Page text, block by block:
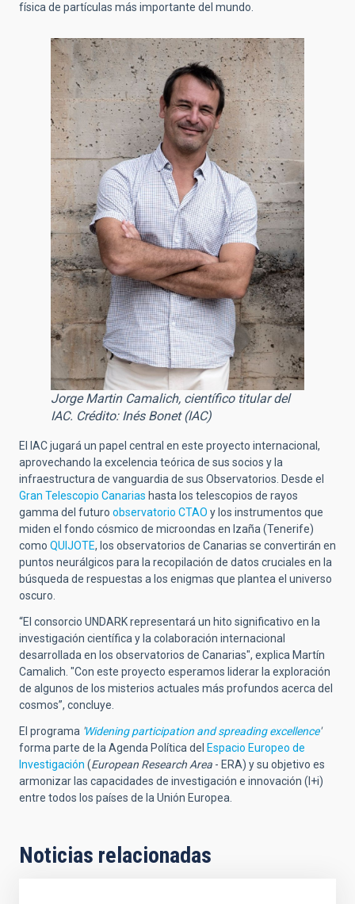
física de partículas más importante del mundo.
Jorge Martin Camalich, científico titular del
IAC. Crédito: Inés Bonet (IAC)
El IAC jugará un papel central en este proyecto internacional,
aprovechando la excelencia teórica de sus socios y la
infraestructura de vanguardia de sus Observatorios. Desde el
Gran Telescopio Canarias hasta los telescopios de rayos
gamma del futuro observatorio CTAO y los instrumentos que
miden el fondo cósmico de microondas en Izaña (Tenerife)
como QUIJOTE, los observatorios de Canarias se convertirán en
puntos neurálgicos para la recopilación de datos cruciales en la
búsqueda de respuestas a los enigmas que plantea el universo
oscuro.
“El consorcio UNDARK representará un hito significativo en la
investigación científica y la colaboración internacional
desarrollada en los observatorios de Canarias", explica Martín
Camalich. "Con este proyecto esperamos liderar la exploración
de algunos de los misterios actuales más profundos acerca del
cosmos”, concluye.
El programa Widening participation and spreading excellence'
forma parte de la Agenda Política del Espacio Europeo de
Investigación (European Research Area - ERA) y su objetivo es
armonizar las capacidades de investigación e innovación (I+i)
entre todos los países de la Unión Europea.
Noticias relacionadas